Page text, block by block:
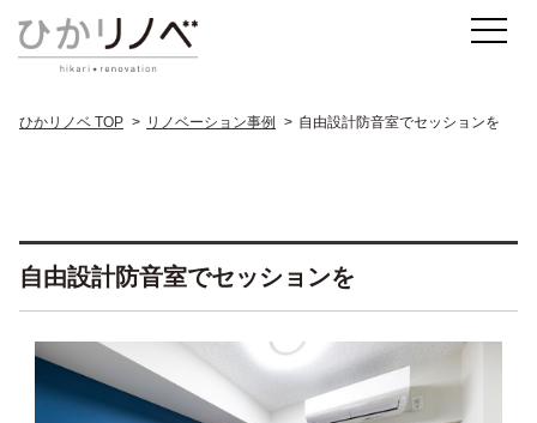
ひかリノベ TOP リノベーション事例 自由設計防音室でセッションを
自由設計防音室でセッションを